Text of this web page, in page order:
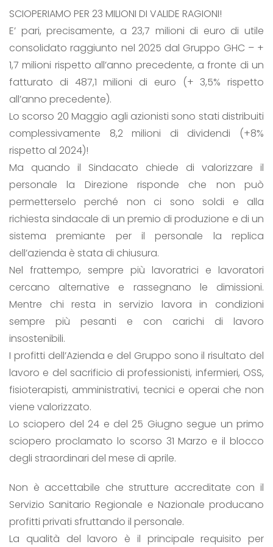
SCIOPERIAMO PER 23 MILIONI DI VALIDE RAGIONI!
E’ pari, precisamente, a 23,7 milioni di euro di utile
consolidato raggiunto nel 2025 dal Gruppo GHC – +
1,7 milioni rispetto all’anno precedente, a fronte di un
fatturato di 487,1 milioni di euro (+ 3,5% rispetto
all’anno precedente).
Lo scorso 20 Maggio agli azionisti sono stati distribuiti
complessivamente 8,2 milioni di dividendi (+8%
rispetto al 2024)!
Ma quando il Sindacato chiede di valorizzare il
personale la Direzione risponde che non può
permetterselo perché non ci sono soldi e alla
richiesta sindacale di un premio di produzione e di un
sistema premiante per il personale la replica
dell’azienda è stata di chiusura.
Nel frattempo, sempre più lavoratrici e lavoratori
cercano alternative e rassegnano le dimissioni.
Mentre chi resta in servizio lavora in condizioni
sempre più pesanti e con carichi di lavoro
insostenibili.
I profitti dell’Azienda e del Gruppo sono il risultato del
lavoro e del sacrificio di professionisti, infermieri, OSS,
fisioterapisti, amministrativi, tecnici e operai che non
viene valorizzato.
Lo sciopero del 24 e del 25 Giugno segue un primo
sciopero proclamato lo scorso 31 Marzo e il blocco
degli straordinari del mese di aprile.
Non è accettabile che strutture accreditate con il
Servizio Sanitario Regionale e Nazionale producano
profitti privati sfruttando il personale.
La qualità del lavoro è il principale requisito per